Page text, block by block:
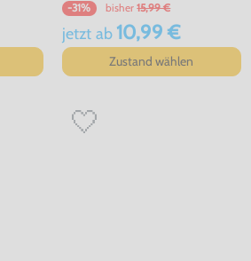
-31% bisher 15,99 €
jetzt ab 10,99 €
Zustand wählen